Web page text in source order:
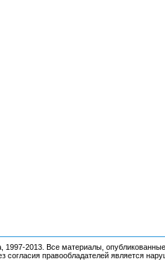
2013. Все материалы, опубликованные
согласия правообладателей является